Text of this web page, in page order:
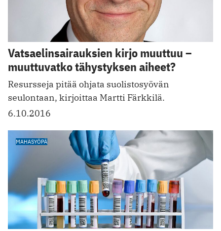
Vatsaelinsairauksien kirjo muuttuu –
muuttuvatko tähystyksen aiheet?
Resursseja pitää ohjata suolistosyövän
seulontaan, kirjoittaa Martti Färkkilä.
6.10.2016
MAHASYÖPÄ